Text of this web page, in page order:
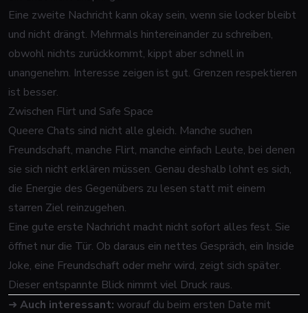
Eine zweite Nachricht kann okay sein, wenn sie locker bleibt
und nicht drängt. Mehrmals hintereinander zu schreiben,
obwohl nichts zurückkommt, kippt aber schnell in
unangenehm. Interesse zeigen ist gut. Grenzen respektieren
ist besser.
Zwischen Flirt und Safe Space
Queere Chats sind nicht alle gleich. Manche suchen
Freundschaft, manche Flirt, manche einfach Leute, bei denen
sie sich nicht erklären müssen. Genau deshalb lohnt es sich,
die Energie des Gegenübers zu lesen statt mit einem
starren Ziel reinzugehen.
Eine gute erste Nachricht macht nicht sofort alles fest. Sie
öffnet nur die Tür. Ob daraus ein nettes Gespräch, ein Inside
Joke, eine Freundschaft oder mehr wird, zeigt sich später.
Dieser entspannte Blick nimmt viel Druck raus.
➜ Auch interessant: worauf du beim ersten Date mit